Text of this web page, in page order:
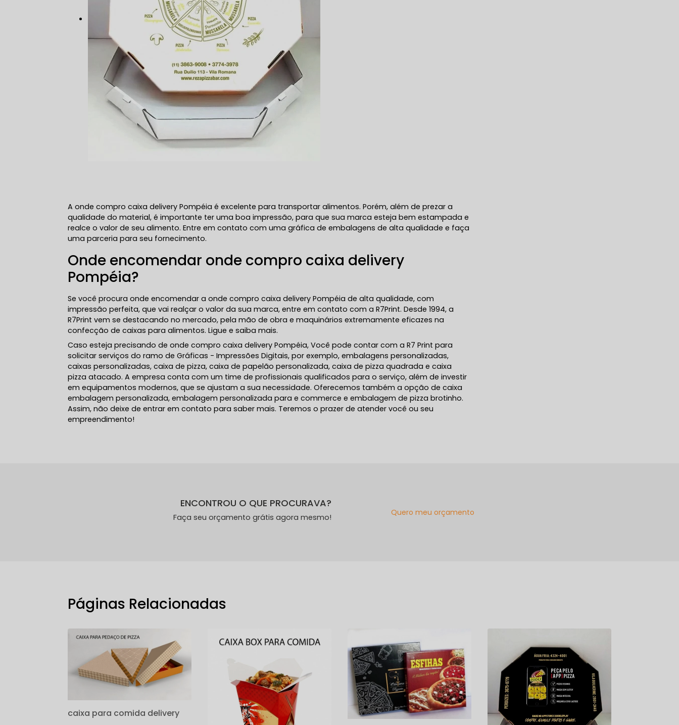
A onde compro caixa delivery Pompéia é excelente para transportar alimentos. Porém, além de prezar a
qualidade do material, é importante ter uma boa impressão, para que sua marca esteja bem estampada e
realce o valor de seu alimento. Entre em contato com uma gráfica de embalagens de alta qualidade e faça
uma parceria para seu fornecimento.
Onde encomendar onde compro caixa delivery
Pompéia?
Se você procura onde encomendar a onde compro caixa delivery Pompéia de alta qualidade, com
impressão perfeita, que vai realçar o valor da sua marca, entre em contato com a R7Print. Desde 1994, a
R7Print vem se destacando no mercado, pela mão de obra e maquinários extremamente eficazes na
confecção de caixas para alimentos. Ligue e saiba mais.
Caso esteja precisando de onde compro caixa delivery Pompéia, Você pode contar com a R7 Print para
solicitar serviços do ramo de Gráficas - Impressões Digitais, por exemplo, embalagens personalizadas,
caixas personalizadas, caixa de pizza, caixa de papelão personalizada, caixa de pizza quadrada e caixa
pizza atacado. A empresa conta com um time de profissionais qualificados para o serviço, além de investir
em equipamentos modernos, que se ajustam a sua necessidade. Oferecemos também a opção de caixa
embalagem personalizada, embalagem personalizada para e commerce e embalagem de pizza brotinho.
Assim, não deixe de entrar em contato para saber mais. Teremos o prazer de atender você ou seu
empreendimento!
ENCONTROU O QUE PROCURAVA?
Faça seu orçamento grátis agora mesmo!
Quero meu orçamento
Páginas Relacionadas
caixa para comida delivery